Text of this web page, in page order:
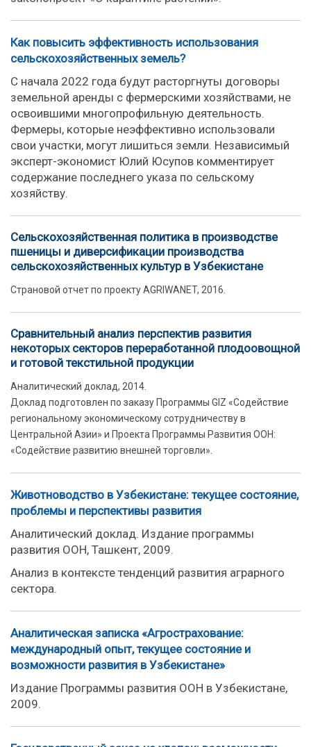
Как повысить эффективность использования
сельскохозяйственных земель?
С начала 2022 года будут расторгнуты договоры
земельной аренды с фермерскими хозяйствами, не
освоившими многопрофильную деятельность.
Фермеры, которые неэффективно использовали
свои участки, могут лишиться земли. Независимый
эксперт-экономист Юлий Юсупов комментирует
содержание последнего указа по сельскому
хозяйству.
Сельскохозяйственная политика в производстве
пшеницы и диверсификации производства
сельскохозяйственных культур в Узбекистане
Страновой отчет по проекту AGRIWANET, 2016.
Сравнительный анализ перспектив развития
некоторых секторов переработанной плодоовощной
и готовой текстильной продукции
Аналитический доклад, 2014.
Доклад подготовлен по заказу Программы GIZ «Содействие
региональному экономическому сотрудничеству в
Центральной Азии» и Проекта Программы Развития ООН:
«Содействие развитию внешней торговли».
Животноводство в Узбекистане: текущее состояние,
проблемы и перспективы развития
Аналитический доклад. Издание программы
развития ООН, Ташкент, 2009.
Анализ в контексте тенденций развития аграрного
сектора.
Аналитическая записка «Агрострахование:
международный опыт, текущее состояние и
возможности развития в Узбекистане»
Издание Программы развития ООН в Узбекистане,
2009.